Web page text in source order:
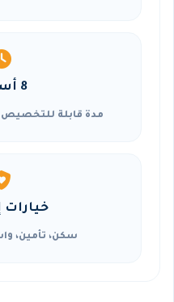
8 أسبوع
مدة قابلة
خيارات
سكن، تأمين،